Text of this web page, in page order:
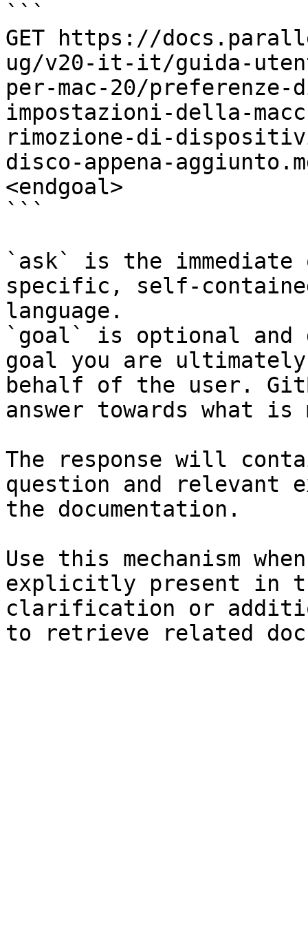
```
GET https://
ug/v20-it-it/guida-
per-mac-20/
impostazioni-della-
rimozione-di-
disco-appena-
<endgoal>
```
`ask` is the
specific, self-
language.
`goal` is optional and
goal you are
behalf of the user.
answer towards what
The response will
question and relevant
the documentation.
Use this mechanism
explicitly present in
clarification or